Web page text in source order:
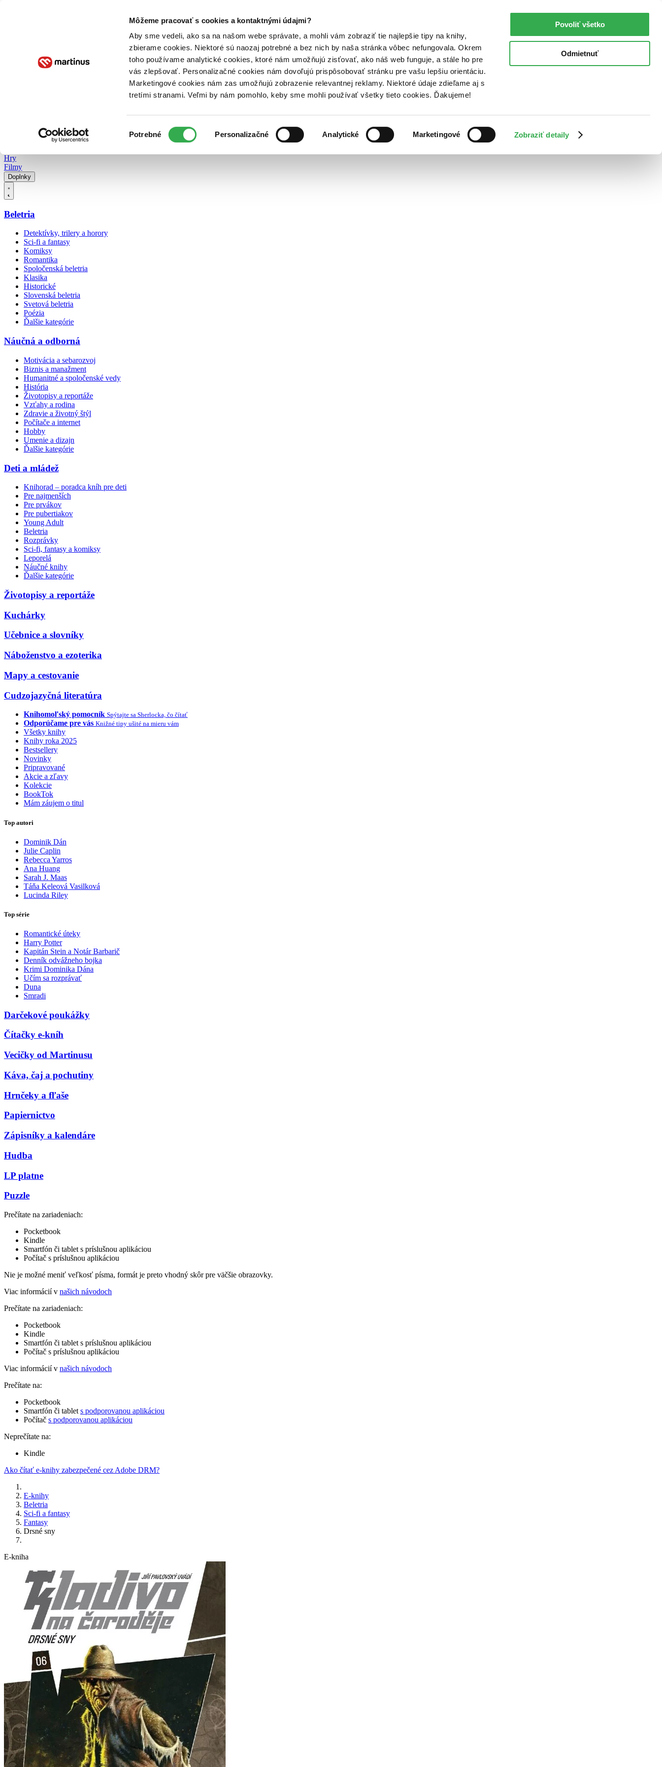
Môžeme pracovať s cookies a kontaktnými údajmi?
Aby sme vedeli, ako sa na našom webe správate, a mohli vám zobraziť tie najlepšie tipy na knihy,
zbierame cookies. Niektoré sú naozaj potrebné a bez nich by naša stránka vôbec nefungovala. Okrem
toho používame analytické cookies, ktoré nám umožňujú zisťovať, ako náš web funguje, a stále ho pre
vás zlepšovať. Personalizačné cookies nám dovoľujú prispôsobovať stránku pre vašu lepšiu orientáciu.
Marketingové cookies nám zas umožňujú zobrazenie relevantnej reklamy. Niektoré údaje zdieľame aj s
tretími stranami. Veľmi by nám pomohlo, keby sme mohli používať všetky tieto cookies. Ďakujeme!
súhlasu
Potrebné Personalizačné Analytické Marketingové Zobraziť detaily
Povoliť všetko
Odmietnuť
Poukážky Kontakt
Hry
Filmy
Doplnky
Beletria
Detektívky, trilery a horory
Sci-fi a fantasy
Komiksy
Romantika
Spoločenská beletria
Klasika
Historické
Slovenská beletria
Svetová beletria
Poézia
Ďalšie kategórie
Náučná a odborná
Motivácia a sebarozvoj
Biznis a manažment
Humanitné a spoločenské vedy
História
Životopisy a reportáže
Vzťahy a rodina
Zdravie a životný štýl
Počítače a internet
Hobby
Umenie a dizajn
Ďalšie kategórie
Deti a mládež
Knihorad – poradca kníh pre deti
Pre najmenších
Pre prvákov
Pre pubertiakov
Young Adult
Beletria
Rozprávky
Sci-fi, fantasy a komiksy
Leporelá
Náučné knihy
Ďalšie kategórie
Životopisy a reportáže
Kuchárky
Učebnice a slovníky
Náboženstvo a ezoterika
Mapy a cestovanie
Cudzojazyčná literatúra
Knihomoľský pomocník Spýtajte sa Sherlocka, čo čítať
Odporúčame pre vás Knižné tipy ušité na mieru vám
Všetky knihy
Knihy roka 2025
Bestsellery
Novinky
Pripravované
Akcie a zľavy
Kolekcie
BookTok
Mám záujem o titul
Top autori
Dominik Dán
Julie Caplin
Rebecca Yarros
Ana Huang
Sarah J. Maas
Táňa Keleová Vasilková
Lucinda Riley
Top série
Romantické úteky
Harry Potter
Kapitán Stein a Notár Barbarič
Denník odvážneho bojka
Krimi Dominika Dána
Učím sa rozprávať
Duna
Smradi
Darčekové poukážky
Čítačky e-kníh
Vecičky od Martinusu
Káva, čaj a pochutiny
Hrnčeky a fľaše
Papiernictvo
Zápisníky a kalendáre
Hudba
LP platne
Puzzle
Prečítate na zariadeniach:
Pocketbook
Kindle
Smartfón či tablet s príslušnou aplikáciou
Počítač s príslušnou aplikáciou
Nie je možné meniť veľkosť písma, formát je preto vhodný skôr pre väčšie obrazovky.
Viac informácií v našich návodoch
Prečítate na zariadeniach:
Pocketbook
Kindle
Smartfón či tablet s príslušnou aplikáciou
Počítač s príslušnou aplikáciou
Viac informácií v našich návodoch
Prečítate na:
Pocketbook
Smartfón či tablet s podporovanou aplikáciou
Počítač s podporovanou aplikáciou
Neprečítate na:
Kindle
Ako čítať e-knihy zabezpečené cez Adobe DRM?
E-knihy
Beletria
Sci-fi a fantasy
Fantasy
Drsné sny
E-kniha